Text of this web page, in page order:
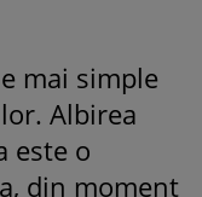
mai simple
Albirea
este o
din moment